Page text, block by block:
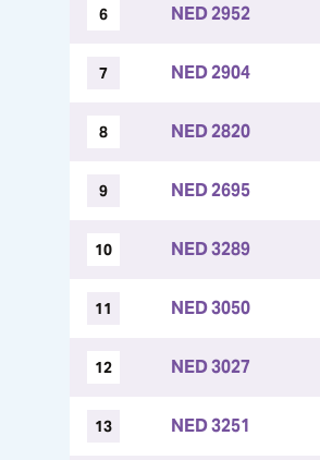
6 NED 2952
7 NED 2904
8 NED 2820
9 NED 2695
10 NED 3289
11 NED 3050
12 NED 3027
13 NED 3251